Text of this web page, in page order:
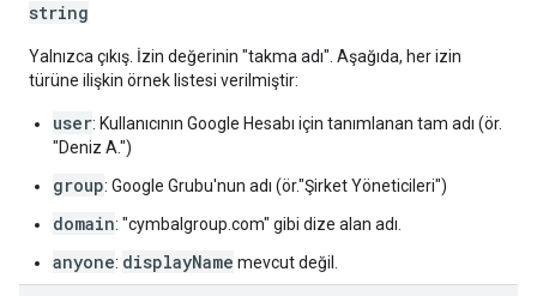
string
Yalnızca çıkış. İzin değerinin "takma adı". Aşağıda, her izin
türüne ilişkin örnek listesi verilmiştir:
user: Kullanıcının Google Hesabı için tanımlanan tam adı (ör.
"Deniz A.")
group: Google Grubu'nun adı (ör."Şirket Yöneticileri")
domain: "cymbalgroup.com" gibi dize alan adı.
anyone: displayName mevcut değil.